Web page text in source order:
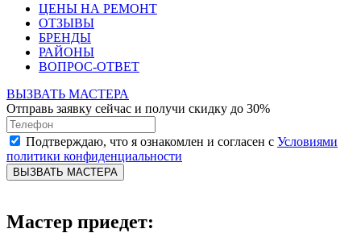
ЦЕНЫ НА РЕМОНТ
ОТЗЫВЫ
БРЕНДЫ
РАЙОНЫ
ВОПРОС-ОТВЕТ
ВЫЗВАТЬ МАСТЕРА
Отправь заявку сейчас и получи скидку до 30%
Подтверждаю, что я ознакомлен и согласен с Условиями
политики конфиденциальности
ВЫЗВАТЬ МАСТЕРА
Мастер приедет: